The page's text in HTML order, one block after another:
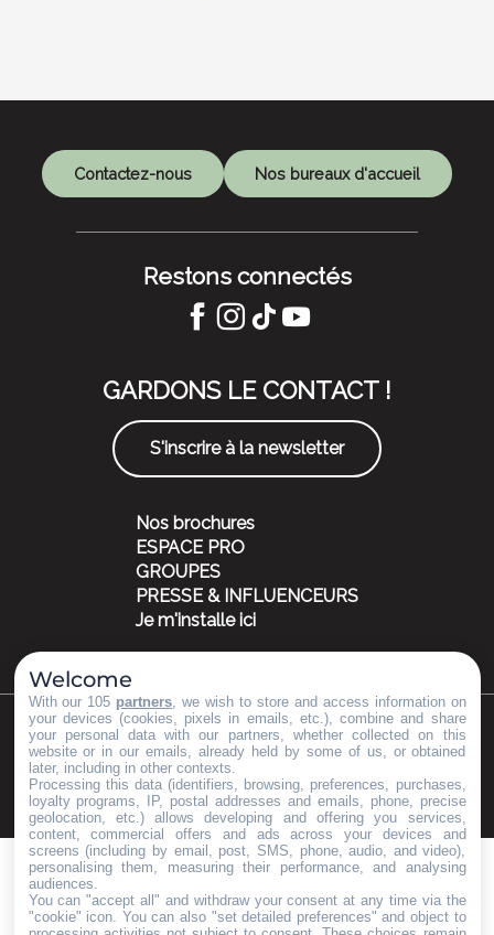
Contactez-nous Nos bureaux d'accueil
Restons connectés
GARDONS LE CONTACT !
S'inscrire à la newsletter
Nos brochures
ESPACE PRO
GROUPES
PRESSE & INFLUENCEURS
Je m'installe ici
©Copyright 2023 Mentions légalesPartenaires
Welcome
With our 105 partners , we wish to store and access information on
your devices (cookies, pixels in emails, etc.), combine and share
your personal data with our partners, whether collected on this
website or in our emails, already held by some of us, or obtained
later, including in other contexts.
Processing this data (identifiers, browsing, preferences, purchases,
loyalty programs, IP, postal addresses and emails, phone, precise
geolocation, etc.) allows developing and offering you services,
content, commercial offers and ads across your devices and
screens (including by email, post, SMS, phone, audio, and video),
personalising them, measuring their performance, and analysing
audiences.
You can "accept all" and withdraw your consent at any time via the
"cookie" icon . You can also "set detailed preferences" and object to